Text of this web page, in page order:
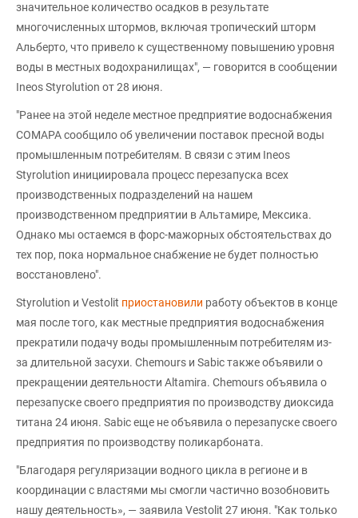
значительное количество осадков в результате
многочисленных штормов, включая тропический шторм
Альберто, что привело к существенному повышению уровня
воды в местных водохранилищах", — говорится в сообщении
Ineos Styrolution от 28 июня.
"Ранее на этой неделе местное предприятие водоснабжения
COMAPA сообщило об увеличении поставок пресной воды
промышленным потребителям. В связи с этим Ineos
Styrolution инициировала процесс перезапуска всех
производственных подразделений на нашем
производственном предприятии в Альтамире, Мексика.
Однако мы остаемся в форс-мажорных обстоятельствах до
тех пор, пока нормальное снабжение не будет полностью
восстановлено".
Styrolution и Vestolit приостановили работу объектов в конце
мая после того, как местные предприятия водоснабжения
прекратили подачу воды промышленным потребителям из-
за длительной засухи. Chemours и Sabic также объявили о
прекращении деятельности Altamira. Chemours объявила о
перезапуске своего предприятия по производству диоксида
титана 24 июня. Sabic еще не объявила о перезапуске своего
предприятия по производству поликарбоната.
"Благодаря регуляризации водного цикла в регионе и в
координации с властями мы смогли частично возобновить
нашу деятельность», — заявила Vestolit 27 июня. "Как только